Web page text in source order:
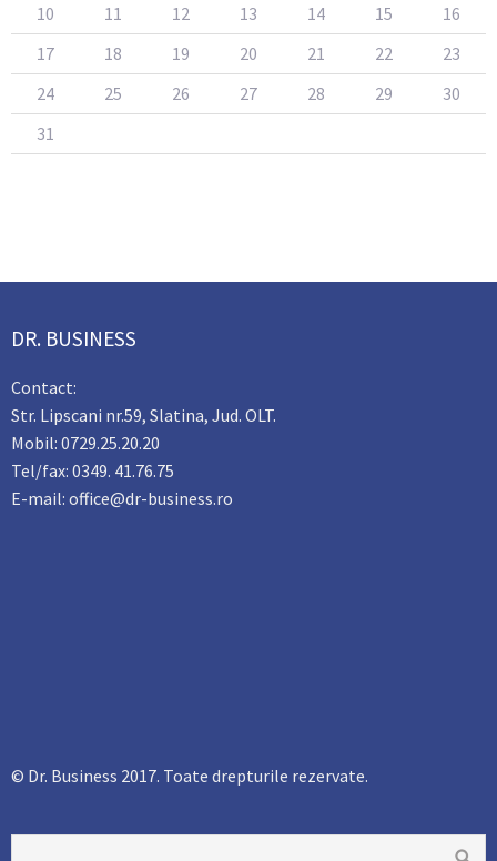
10
11 12 13 14 15
16
17
18 19 20 21 22
23
24
25 26 27 28 29
30
31
DR. BUSINESS
Contact:
Str. Lipscani nr.59, Slatina, Jud. OLT.
Mobil: 0729.25.20.20
Tel/fax: 0349. 41.76.75
E-mail: office@dr-business.ro
© Dr. Business 2017. Toate drepturile rezervate.